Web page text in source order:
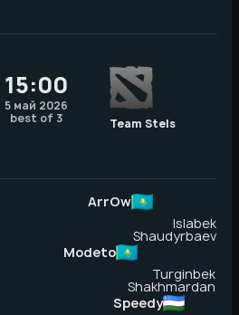
15:00
5 май 2026
best of 3
Team Stels
ArrOw
Islabek
Shaudyrbaev
Modeto
Turginbek
Shakhmardan
Speedy